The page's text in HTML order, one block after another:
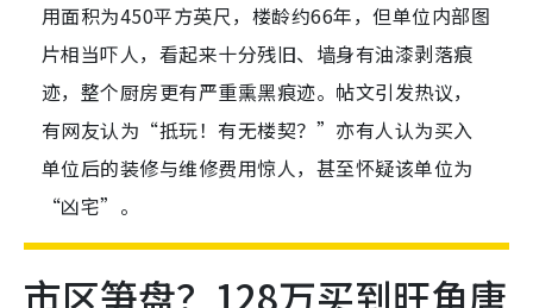
用面积为450平方英尺，楼龄约66年，但单位内部图
片相当吓人，看起来十分残旧、墙身有油漆剥落痕
迹，整个厨房更有严重熏黑痕迹。帖文引发热议，
有网友认为“抵玩！有无楼契？”亦有人认为买入
单位后的装修与维修费用惊人，甚至怀疑该单位为
“凶宅”。
市区笋盘？128万买到旺角唐